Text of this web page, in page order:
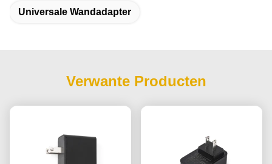
Universale Wandadapter
Verwante Producten